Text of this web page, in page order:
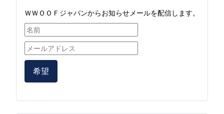
ＷＷＯＯＦジャパンからお知らせメールを配信します。
希望